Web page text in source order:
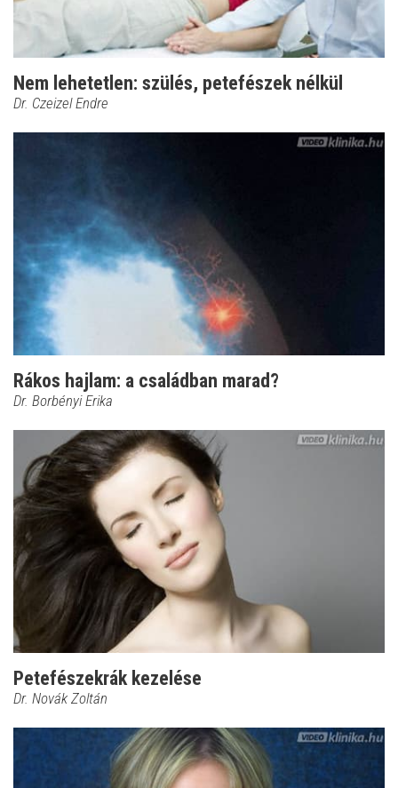
Nem lehetetlen: szülés, petefészek nélkül
Dr. Czeizel Endre
Rákos hajlam: a családban marad?
Dr. Borbényi Erika
Petefészekrák kezelése
Dr. Novák Zoltán